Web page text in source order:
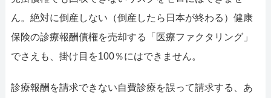
ん。絶対に倒産しない（倒産したら日本が終わる）健康
保険の診療報酬債権を売却する「医療ファクタリング」
でさえも、掛け目を100％にはできません。
診療報酬を請求できない自費診療を誤って請求する、あ